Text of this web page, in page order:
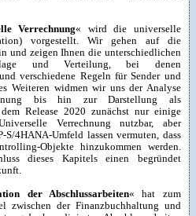
Verrechnung« wird die universelle
vorgestellt. Wir gehen auf die
und zeigen Ihnen die unterschiedlichen
und Verteilung, bei denen
verschiedene Regeln für Sender und
Weiteren widmen wir uns der Analyse
bis hin zur Darstellung als
Release 2020 zunächst nur einige
Verrechnung nutzbar, aber
4HANA-Umfeld lassen vermuten, dass
Objekte hinzukommen werden.
dieses Kapitels einen begründet
der Abschlussarbeiten« hat zum
zwischen der Finanzbuchhaltung und